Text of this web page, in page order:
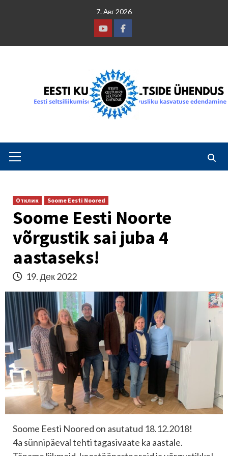
7. Авг 2026
YoutubeFacebook
Menu
Отклик Soome Eesti Noored
Soome Eesti Noorte
võrgustik sai juba 4
aastaseks!
19. Дек 2022
Soome Eesti Noored on asutatud 18.12.2018!
4a sünnipäeval tehti tagasivaate ka aastale.